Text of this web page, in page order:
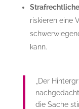
riskieren eine
kann.
„Der
die Sache